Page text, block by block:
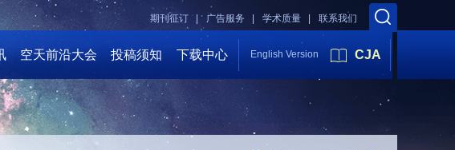
联系我们
学术质量 |
广告服务 |
期刊征订 |
空天前沿大会 投稿须知 下载中心 English Version CJA